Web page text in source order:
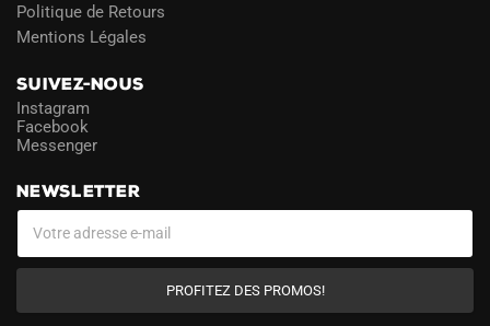
Politique de Retours
Mentions Légales
SUIVEZ-NOUS
Instagram
Facebook
Messenger
NEWSLETTER
PROFITEZ DES PROMOS!